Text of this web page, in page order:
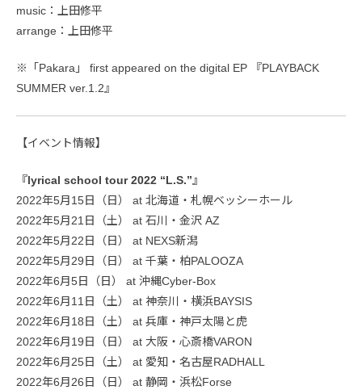
music：上田修平
arrange：上田修平
※「Pakara」 first appeared on the digital EP 『PLAYBACK
SUMMER ver.1.2』
【イベント情報】
『lyrical school tour 2022 “L.S.”』
2022年5月15日（日） at 北海道・札幌ベッシーホール
2022年5月21日（土） at 石川・金沢 AZ
2022年5月22日（日） at NEXS新潟
2022年5月29日（日） at 千葉・柏PALOOZA
2022年6月5日（日） at 沖縄Cyber-Box
2022年6月11日（土） at 神奈川・横浜BAYSIS
2022年6月18日（土） at 兵庫・神戸太陽と虎
2022年6月19日（日） at 大阪・心斎橋VARON
2022年6月25日（土） at 愛知・名古屋RADHALL
2022年6月26日（日） at 静岡・浜松Forse